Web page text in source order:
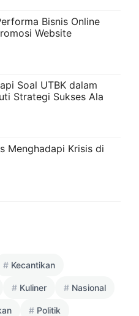
Bisnis Online
Website
Soal UTBK dalam
Strategi Sukses Ala
Menghadapi Krisis di
Kecantikan
Kuliner Nasional
Politik